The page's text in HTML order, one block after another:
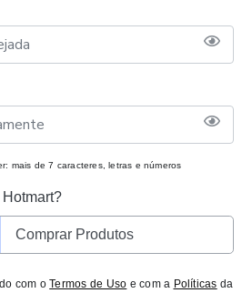
mais de 7 caracteres, letras e números
Comprar Produtos
com oTermos de Uso e com a Políticas da